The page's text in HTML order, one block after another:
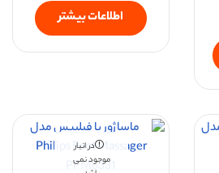
اطلاعات بیشتر
در انبار
موجود نمی